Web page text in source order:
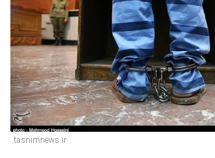
tasnimnews.ir